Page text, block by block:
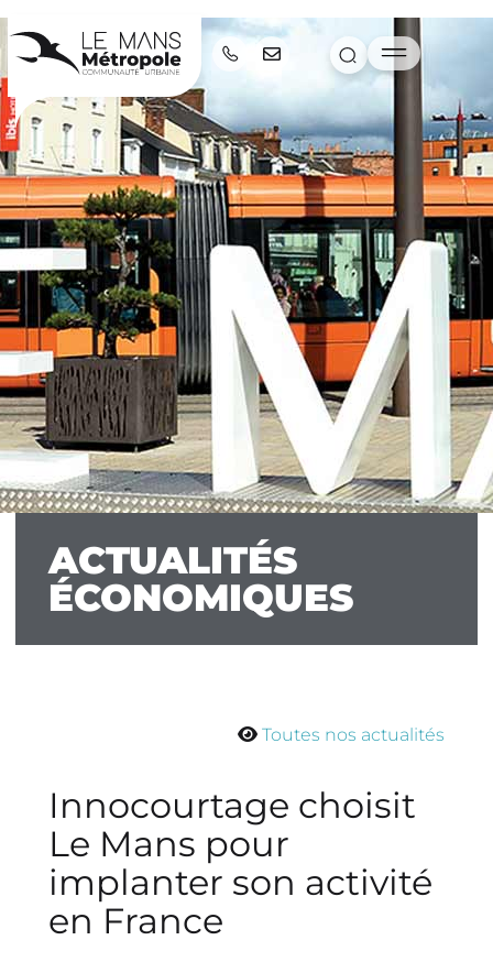
ACTUALITÉS
ÉCONOMIQUES
Toutes nos actualités
Innocourtage choisit
Le Mans pour
implanter son activité
en France